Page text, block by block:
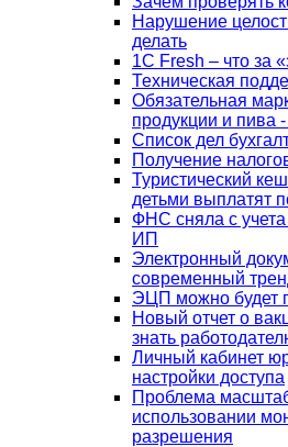
Нарушение
делать
1С Fresh – что за
Техническая
Обязательная
продукции и пива
Список дел
Получение
Туристический
детьми выплатят
ФНС сняла с
ИП
Электронный
современный
ЭЦП можно будет
Новый отчет о
знать
Личный кабинет
настройки доступа
Проблема
использовании
разрешения